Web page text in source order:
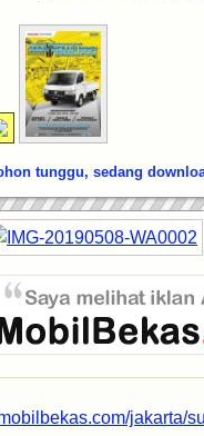
tunggu, sedang
jakarta/